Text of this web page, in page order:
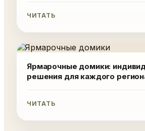
ЧИТАТЬ
Ярмарочные домики:
решения для каждого
ЧИТАТЬ